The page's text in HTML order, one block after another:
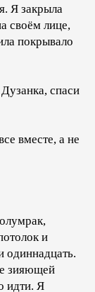
Я закрыла
своём лице,
покрывало
спаси
вместе, а не
и
одиннадцать.
зияющей
идти. Я